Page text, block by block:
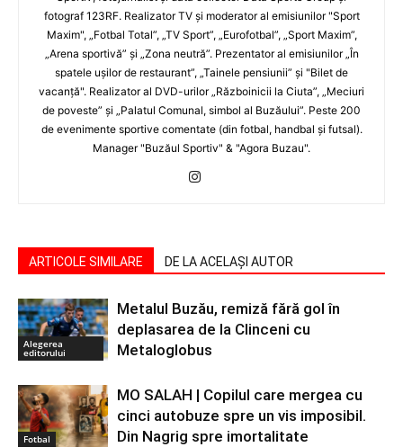
fotograf 123RF. Realizator TV şi moderator al emisiunilor "Sport
Maxim", „Fotbal Total”, „TV Sport”, „Eurofotbal”, „Sport Maxim”,
„Arena sportivă” şi „Zona neutră”. Prezentator al emisiunilor „În
spatele uşilor de restaurant”, „Tainele pensiunii” şi "Bilet de
vacanţă". Realizator al DVD-urilor „Războinicii la Ciuta”, „Meciuri
de poveste” şi „Palatul Comunal, simbol al Buzăului”. Peste 200
de evenimente sportive comentate (din fotbal, handbal şi futsal).
Manager "Buzăul Sportiv" & "Agora Buzau".
ARTICOLE SIMILARE DE LA ACELAȘI AUTOR
Alegerea
editorului
Metalul Buzău, remiză fără gol în
deplasarea de la Clinceni cu
Metaloglobus
Fotbal
MO SALAH | Copilul care mergea cu
cinci autobuze spre un vis imposibil.
Din Nagrig spre imortalitate